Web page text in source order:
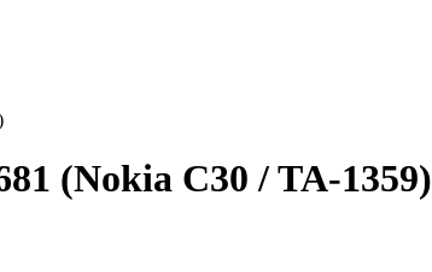
(Nokia C30 / TA-1359)